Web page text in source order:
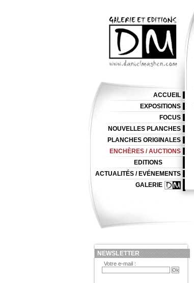
ACCUEIL
EXPOSITIONS
FOCUS
NOUVELLES PLANCHES
PLANCHES ORIGINALES
ENCHÈRES / AUCTIONS
EDITIONS
ACTUALITÉS / EVÉNEMENTS
GALERIE
NEWSLETTER
Votre e-mail :